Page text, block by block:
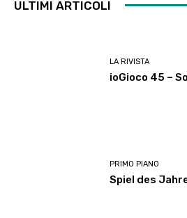
ULTIMI ARTICOLI
LA RIVISTA
ioGioco 45 –
PRIMO PIANO
Spiel des